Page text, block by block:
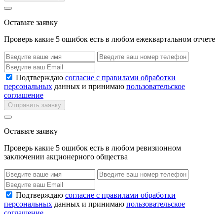
Оставьте заявку
Проверь какие 5 ошибок есть в любом ежеквартальном отчете
Подтверждаю согласие с правилами обработки
персональных данных и принимаю пользовательское
соглашение
Отправить заявку
Оставьте заявку
Проверь какие 5 ошибок есть в любом ревизионном
заключении акционерного общества
Подтверждаю согласие с правилами обработки
персональных данных и принимаю пользовательское